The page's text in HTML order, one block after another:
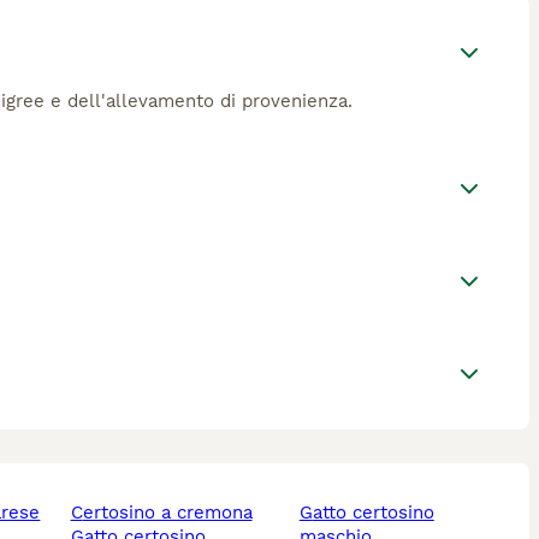
e dell'allevamento di provenienza.
certosino a cremona
gatto certosino